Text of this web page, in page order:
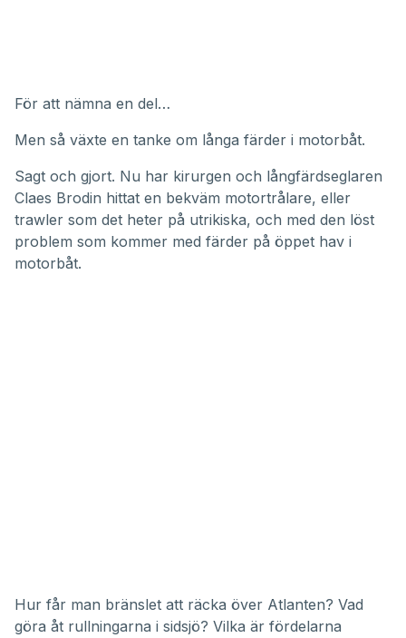
För att nämna en del…
Men så växte en tanke om långa färder i motorbåt.
Sagt och gjort. Nu har kirurgen och långfärdseglaren
Claes Brodin hittat en bekväm motortrålare, eller
trawler som det heter på utrikiska, och med den löst
problem som kommer med färder på öppet hav i
motorbåt.
Hur får man bränslet att räcka över Atlanten? Vad
göra åt rullningarna i sidsjö? Vilka är fördelarna